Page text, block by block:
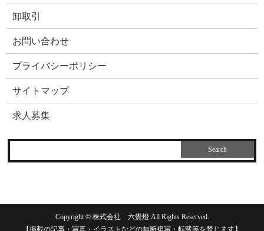
卸取引
お問い合わせ
プライバシーポリシー
サイトマップ
求人募集
Copyright © 株式会社 六覺燈 All Rights Reserved.
【掲載の記事・写真・イラストなどの無断複写・転載等を禁じます】